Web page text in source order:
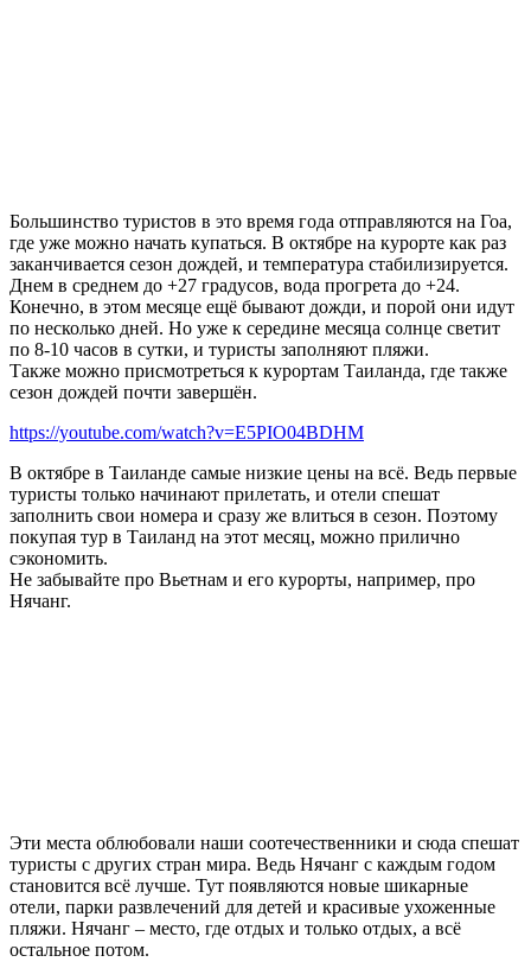
Большинство туристов в это время года отправляются на Гоа,
где уже можно начать купаться. В октябре на курорте как раз
заканчивается сезон дождей, и температура стабилизируется.
Днем в среднем до +27 градусов, вода прогрета до +24.
Конечно, в этом месяце ещё бывают дожди, и порой они идут
по несколько дней. Но уже к середине месяца солнце светит
по 8-10 часов в сутки, и туристы заполняют пляжи.
Также можно присмотреться к курортам Таиланда, где также
сезон дождей почти завершён.
https://youtube.com/watch?v=E5PIO04BDHM
В октябре в Таиланде самые низкие цены на всё. Ведь первые
туристы только начинают прилетать, и отели спешат
заполнить свои номера и сразу же влиться в сезон. Поэтому
покупая тур в Таиланд на этот месяц, можно прилично
сэкономить.
Не забывайте про Вьетнам и его курорты, например, про
Нячанг.
Эти места облюбовали наши соотечественники и сюда спешат
туристы с других стран мира. Ведь Нячанг с каждым годом
становится всё лучше. Тут появляются новые шикарные
отели, парки развлечений для детей и красивые ухоженные
пляжи. Нячанг – место, где отдых и только отдых, а всё
остальное потом.